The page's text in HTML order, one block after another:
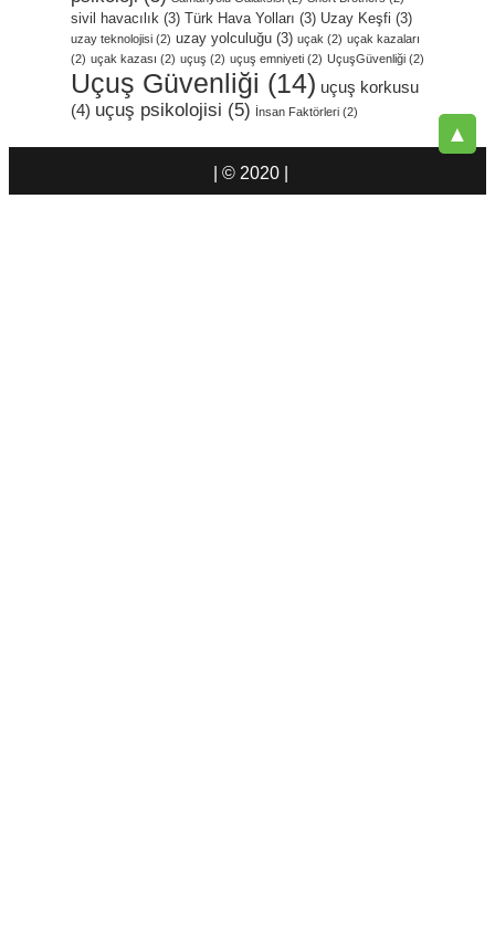
sivil havacılık (3) Türk Hava Yolları (3) Uzay Keşfi (3)
uzay teknolojisi (2) uzay yolculuğu (3) uçak (2) uçak kazaları
(2) uçak kazası (2) uçuş (2) uçuş emniyeti (2) UçuşGüvenliği (2)
Uçuş Güvenliği (14) uçuş korkusu
(4) uçuş psikolojisi (5) İnsan Faktörleri (2)
▲
| © 2020 |